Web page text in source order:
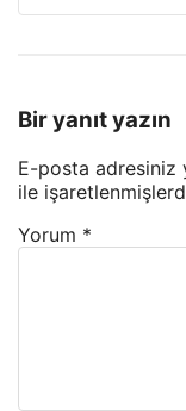
Bir yanıt yazın
E-posta adresiniz
ile
Yorum *